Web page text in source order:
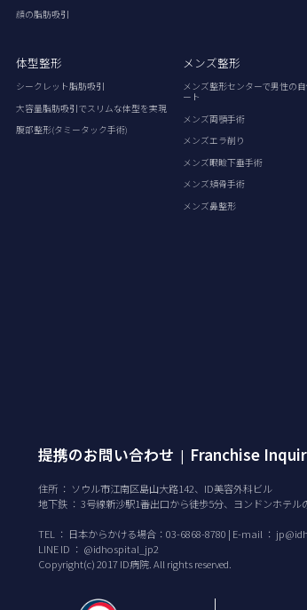
顔の脂肪吸引
体型整形
シークレット脂肪吸引
大容量脂肪吸引でスリムな体型を実現
腹部整形(タミータック手術)
メンズ整形
メンズ整形センターで男性の
ート
メンズ両顎手術
メンズエラ削り
メンズ眼瞼下垂手術
メンズ頬骨手術
メンズ鼻整形
提携のお問い合わせ | Franchise
住所 ： ソウル市江南区島山大路142、ID美容外科ビル
地下鉄 ： 3号線新沙駅1番出口から徒歩5分、ヨンドンホテル
TEL ： 日本からかける場合：03-6868-8780 | E-mail ：
LINE ID ： @idhospital_jp2
Copyright(c) 2017 ID病院. All rights reserved.